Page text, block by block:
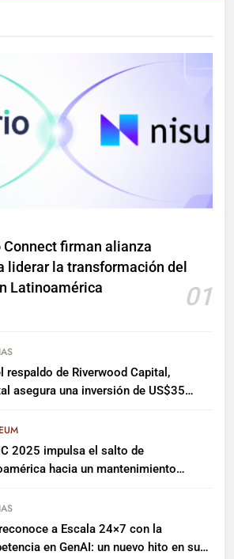
Connect firman alianza
liderar la transformación del
Latinoamérica
01
respaldo de Riverwood Capital,
asegura una inversión de US$35
2025 impulsa el salto de
hacia un mantenimiento
a Escala 24×7 con la
en GenAI: un nuevo hito en su